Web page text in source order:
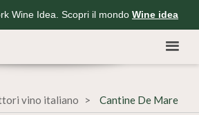
Wine Idea. Scopri il mondo Wine idea
vino italiano Cantine De Mare